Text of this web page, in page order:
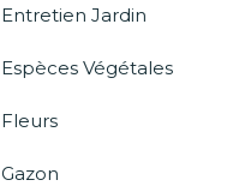
Entretien Jardin
Espèces Végétales
Fleurs
Gazon